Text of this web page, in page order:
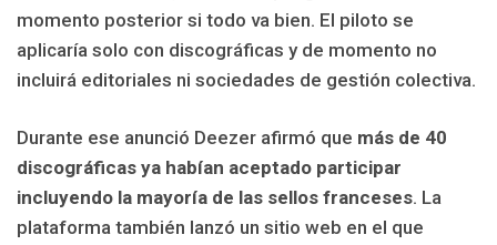
momento posterior si todo va bien. El piloto se
aplicaría solo con discográficas y de momento no
incluirá editoriales ni sociedades de gestión colectiva.
Durante ese anunció Deezer afirmó que más de 40
discográficas ya habían aceptado participar
incluyendo la mayoría de las sellos franceses. La
plataforma también lanzó un sitio web en el que